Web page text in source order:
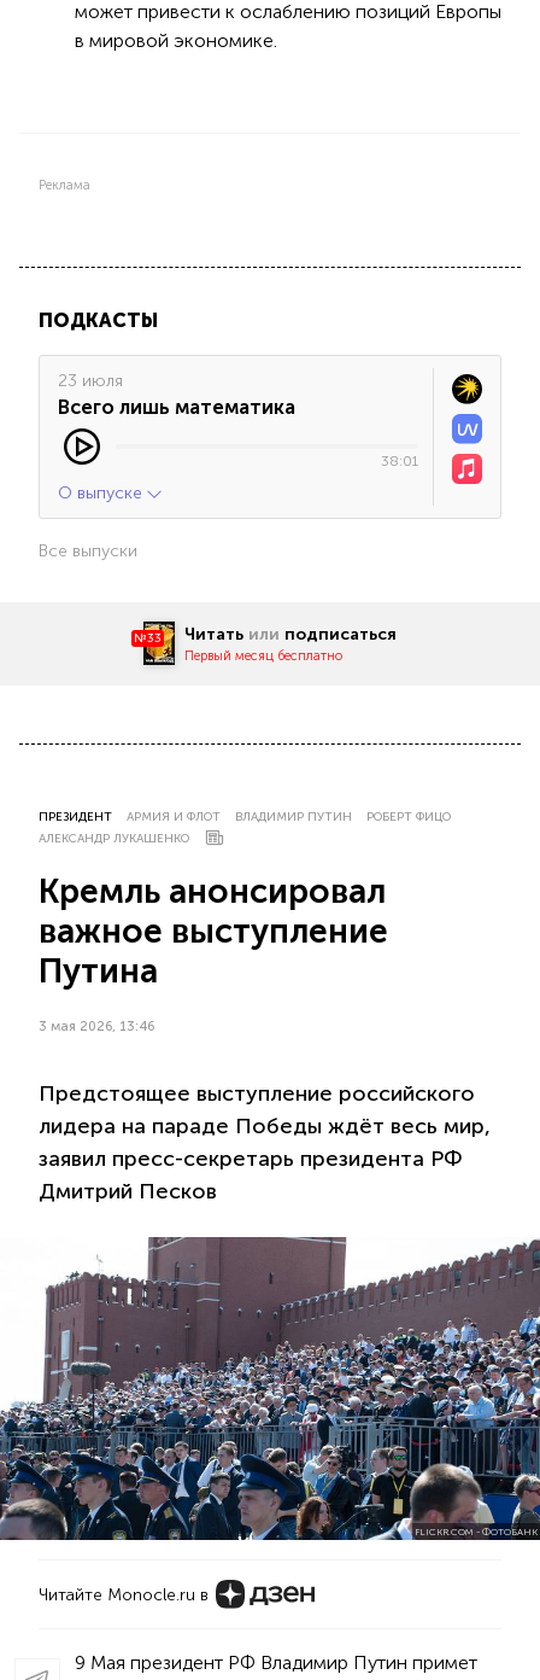
может привести к ослаблению позиций Европы
в мировой экономике.
Реклама
ПОДКАСТЫ
23 июля
Всего лишь математика
38:01
О выпуске
Все выпуски
№33 Читать или подписаться
Первый месяц бесплатно
ПРЕЗИДЕНТ АРМИЯ И ФЛОТ ВЛАДИМИР ПУТИН
РОБЕРТ ФИЦО
АЛЕКСАНДР ЛУКАШЕНКО
Кремль анонсировал
важное выступление
Путина
3 мая 2026, 13:46
Предстоящее выступление российского
лидера на параде Победы ждёт весь мир,
заявил пресс-секретарь президента РФ
Дмитрий Песков
FLICKR.COM - ФОТОБАНК
Читайте Monocle.ru в
9 Мая президент РФ Владимир Путин примет